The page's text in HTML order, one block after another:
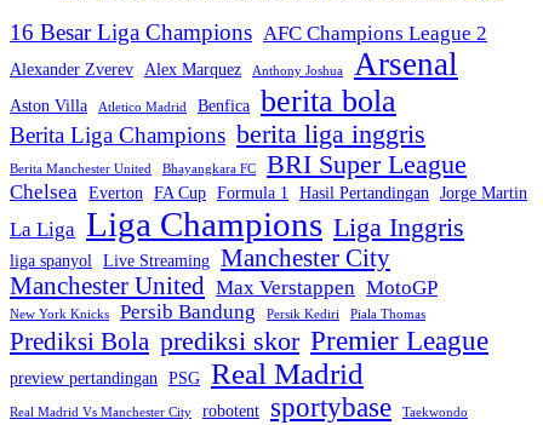
16 Besar Liga Champions AFC Champions League 2
Alexander Zverev Alex Marquez Anthony Joshua Arsenal
Aston Villa Atletico Madrid Benfica berita bola
Berita Liga Champions berita liga inggris
Berita Manchester United Bhayangkara FC BRI Super League
Chelsea Everton FA Cup Formula 1 Hasil Pertandingan Jorge Martin
La Liga Liga Champions Liga Inggris
liga spanyol Live Streaming Manchester City
Manchester United Max Verstappen MotoGP
New York Knicks Persib Bandung Persik Kediri Piala Thomas
Prediksi Bola prediksi skor Premier League
preview pertandingan PSG Real Madrid
Real Madrid Vs Manchester City robotent sportybase Taekwondo